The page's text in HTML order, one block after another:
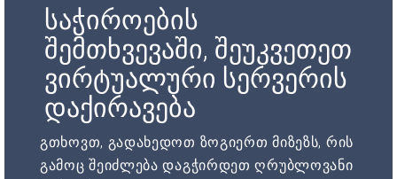
საჭიროების
შემთხვევაში, შეუკვეთეთ
ვირტუალური სერვერის
დაქირავება
გთხოვთ, გადახედოთ ზოგიერთ მიზეზს, რის
გამოც შეიძლება დაგჭირდეთ ღრუბლოვანი